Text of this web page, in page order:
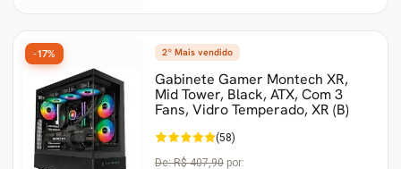
2º Mais vendido
Gabinete Gamer Montech XR,
Mid Tower, Black, ATX, Com 3
Fans, Vidro Temperado, XR (B)
(58)
De:R$ 407,90 por:
-17%